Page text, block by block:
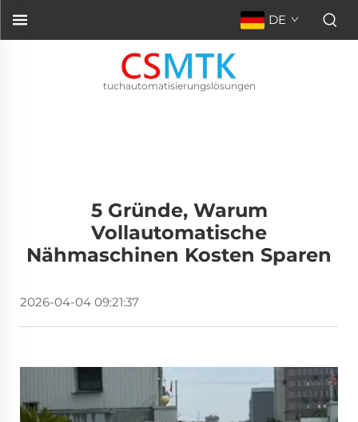
DE
tuchautomatisierungslösungen
5 Gründe, Warum
Vollautomatische
Nähmaschinen Kosten Sparen
2026-04-04 09:21:37